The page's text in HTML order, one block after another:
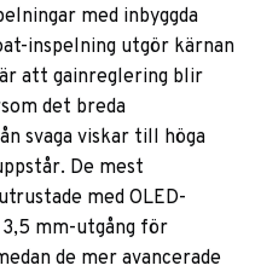
med inbyggda
inspelning utgör kärnan
att gainreglering blir
det breda
svaga viskar till höga
De mest
med OLED-
3,5 mm-utgång för
de mer avancerade